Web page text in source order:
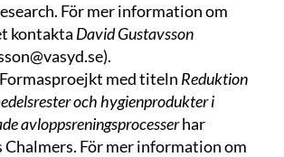
För mer information om
kontakta David Gustavsson
).
med titeln Reduktion
och hygienprodukter i
avloppsreningsprocesserhar
Chalmers. För mer information om